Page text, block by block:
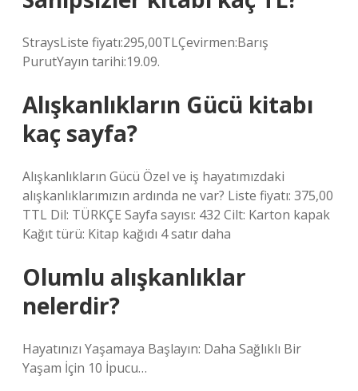
StraysListe fiyatı:295,00TLÇevirmen:Barış
PurutYayın tarihi:19.09.
Alışkanlıkların Gücü kitabı
kaç sayfa?
Alışkanlıkların Gücü Özel ve iş hayatımızdaki
alışkanlıklarımızın ardında ne var? Liste fiyatı: 375,00
TTL Dil: TÜRKÇE Sayfa sayısı: 432 Cilt: Karton kapak
Kağıt türü: Kitap kağıdı 4 satır daha
Olumlu alışkanlıklar
nelerdir?
Hayatınızı Yaşamaya Başlayın: Daha Sağlıklı Bir
Yaşam İçin 10 İpucu…